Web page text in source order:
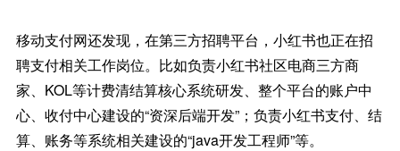
移动支付网还发现，在第三方招聘平台，小红书也正在招
聘支付相关工作岗位。比如负责小红书社区电商三方商
家、KOL等计费清结算核心系统研发、整个平台的账户中
心、收付中心建设的“资深后端开发”；负责小红书支付、结
算、账务等系统相关建设的“java开发工程师”等。